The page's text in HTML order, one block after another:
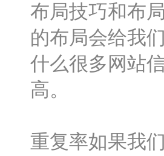
布局技巧和布
的布局会给我
什么很多网站
高。
重复率如果我